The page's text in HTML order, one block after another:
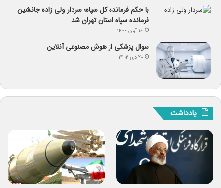
با حکم فرمانده کل سپاه؛ سردار ولی زاده جانشین
فرمانده سپاه استان تهران شد
۱۶ آبان ۱۴۰۰
سوال پزشکی از هوش مصنوعی آنلاین
۲۰ دی ۱۴۰۲
یادداشت